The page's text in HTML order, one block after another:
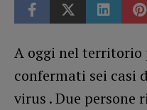
A oggi nel territorio
confermati sei casi
virus . Due